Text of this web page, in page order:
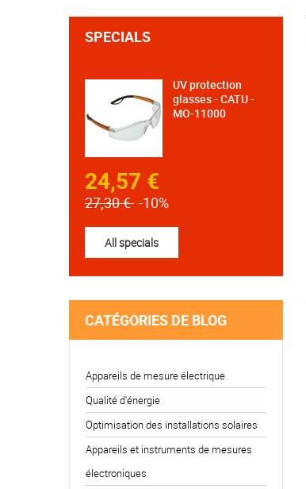
SPECIALS
UV protection
glasses - CATU -
MO-11000
24,57 €
27,30 € -10%
All specials
CATÉGORIES DE BLOG
Appareils de mesure électrique
Qualité d'énergie
Optimisation des installations solaires
Appareils et instruments de mesures
électroniques